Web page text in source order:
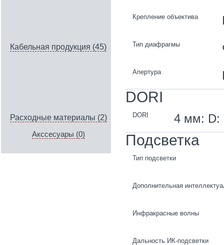
Кабельная продукция (45)
Расходные материалы (2)
Акссесуары (0)
Крепление объектива
Тип диафрагмы
Апертура
DORI
DORI 4 мм: D:
Подсветка
Тип подсветки
Дополнительная
Инфракрасные волны
Дальность ИК-подсветки